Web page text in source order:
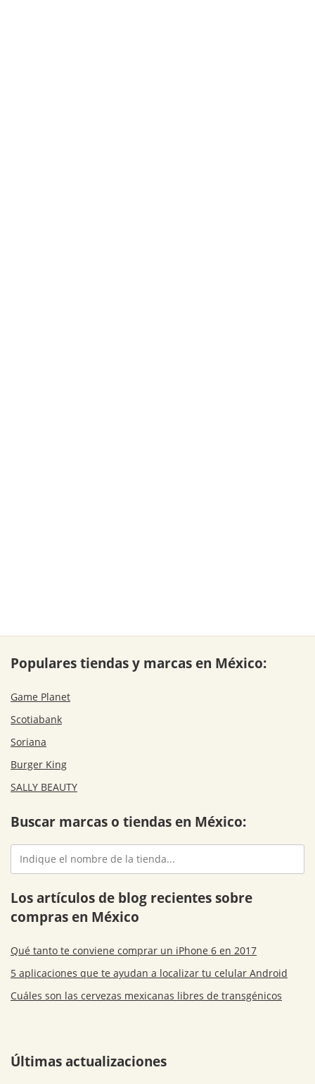
Populares tiendas y marcas en México:
Game Planet
Scotiabank
Soriana
Burger King
SALLY BEAUTY
Buscar marcas o tiendas en México:
Los artículos de blog recientes sobre
compras en México
Qué tanto te conviene comprar un iPhone 6 en 2017
5 aplicaciones que te ayudan a localizar tu celular Android
Cuáles son las cervezas mexicanas libres de transgénicos
Últimas actualizaciones